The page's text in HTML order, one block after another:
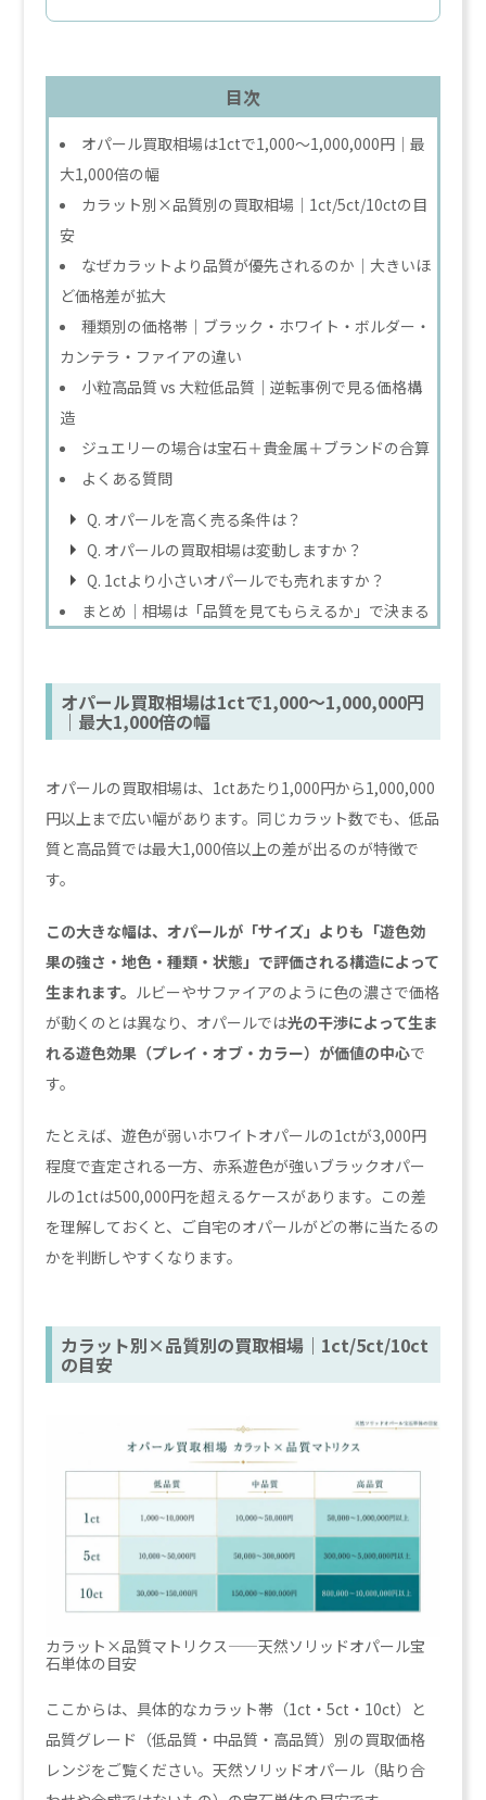
目次
オパール買取相場は1ctで1,000〜1,000,000円｜最
大1,000倍の幅
カラット別×品質別の買取相場｜1ct/5ct/10ctの目
安
なぜカラットより品質が優先されるのか｜大きいほ
ど価格差が拡大
種類別の価格帯｜ブラック・ホワイト・ボルダー・
カンテラ・ファイアの違い
小粒高品質 vs 大粒低品質｜逆転事例で見る価格構
造
ジュエリーの場合は宝石＋貴金属＋ブランドの合算
よくある質問
Q. オパールを高く売る条件は？
Q. オパールの買取相場は変動しますか？
Q. 1ctより小さいオパールでも売れますか？
まとめ｜相場は「品質を見てもらえるか」で決まる
オパール買取相場は1ctで1,000〜1,000,000円
｜最大1,000倍の幅
オパールの買取相場は、1ctあたり1,000円から1,000,000
円以上まで広い幅があります。同じカラット数でも、低品
質と高品質では最大1,000倍以上の差が出るのが特徴で
す。
この大きな幅は、オパールが「サイズ」よりも「遊色効
果の強さ・地色・種類・状態」で評価される構造によって
生まれます。 ルビーやサファイアのように色の濃さで価格
が動くのとは異なり、オパールでは光の干渉によって生ま
れる遊色効果（プレイ・オブ・カラー）が価値の中心で
す。
たとえば、遊色が弱いホワイトオパールの1ctが3,000円
程度で査定される一方、赤系遊色が強いブラックオパー
ルの1ctは500,000円を超えるケースがあります。この差
を理解しておくと、ご自宅のオパールがどの帯に当たるの
かを判断しやすくなります。
カラット別×品質別の買取相場｜1ct/5ct/10ct
の目安
カラット×品質マトリクス——天然ソリッドオパール宝
石単体の目安
ここからは、具体的なカラット帯（1ct・5ct・10ct）と
品質グレード（低品質・中品質・高品質）別の買取価格
レンジをご覧ください。天然ソリッドオパール（貼り合